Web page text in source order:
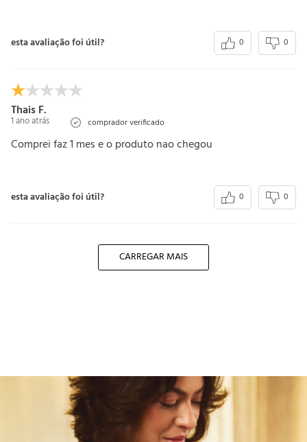
esta avaliação foi útil? 0 0
Thais F.
1 ano atrás comprador verificado
Comprei faz 1 mes e o produto nao chegou
esta avaliação foi útil? 0 0
CARREGAR MAIS